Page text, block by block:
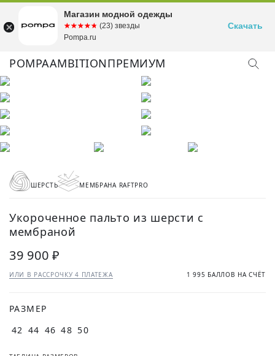
POMPAAMBITIONПРЕМИУМ
ШЕРСТЬ МЕМБРАНА RAFTPRO
Укороченное пальто из шерсти с
мембраной
39 900 ₽
ИЛИ В РАССРОЧКУ 4 ПЛАТЕЖА 1 995 БАЛЛОВ НА СЧЁТ
РАЗМЕР
42 44 46 48 50
Магазин модной одежды
☆☆☆☆☆
★★★★★ (23) звезды
Pompa.ru
Скачать